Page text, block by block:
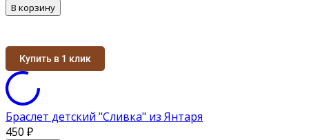
В корзину
Купить в 1 клик
Браслет детский "Сливка" из Янтаря
450 ₽